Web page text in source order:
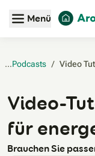
Menü
Videos & Podcasts / Video
Video-
für
Brauchen Sie